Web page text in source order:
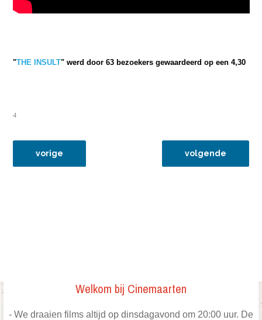
"THE INSULT" werd door 63 bezoekers gewaardeerd op een 4,30
4
vorig artikel: 27mrt18the post
vorige volgende artikel:
volgende
Welkom bij Cinemaarten
- We draaien films altijd op dinsdagavond om 20:00 uur. De